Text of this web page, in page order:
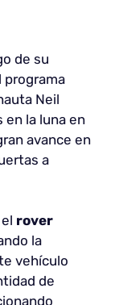
de su
programa
Neil
en la luna en
avance en
a
rover
la
vehículo
de